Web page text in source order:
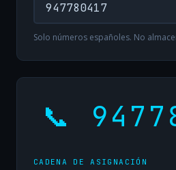
Solo números españoles. No
📞
CADENA DE ASIGNACIÓN